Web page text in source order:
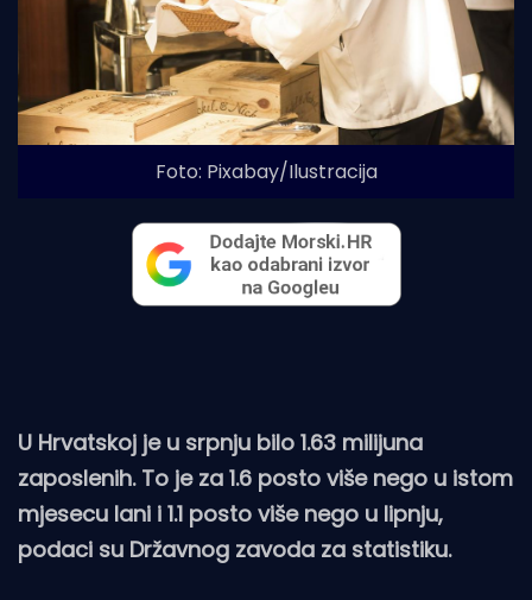
Foto: Pixabay/Ilustracija
U Hrvatskoj je u srpnju bilo 1.63 milijuna
zaposlenih. To je za 1.6 posto više nego u istom
mjesecu lani i 1.1 posto više nego u lipnju,
podaci su Državnog zavoda za statistiku.